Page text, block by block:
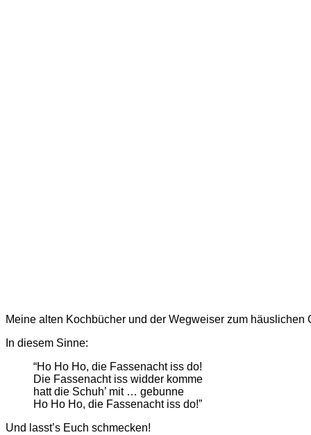
Meine alten Kochbücher und der Wegweiser zum häuslichen
In diesem Sinne:
“Ho Ho Ho, die Fassenacht iss do!
Die Fassenacht iss widder komme
hatt die Schuh’ mit … gebunne
Ho Ho Ho, die Fassenacht iss do!”
Und lasst’s Euch schmecken!